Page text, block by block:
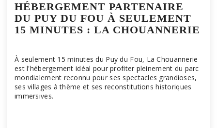
HÉBERGEMENT PARTENAIRE
DU PUY DU FOU À SEULEMENT
15 MINUTES : LA CHOUANNERIE
À seulement 15 minutes du Puy du Fou, La Chouannerie
est l'hébergement idéal pour profiter pleinement du parc
mondialement reconnu pour ses spectacles grandioses,
ses villages à thème et ses reconstitutions historiques
immersives.